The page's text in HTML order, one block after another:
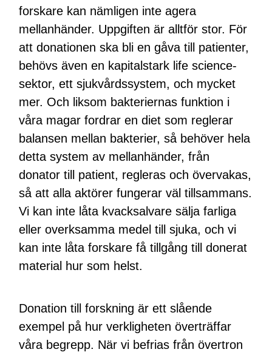
forskare kan nämligen inte agera
mellanhänder. Uppgiften är alltför stor. För
att donationen ska bli en gåva till patienter,
behövs även en kapitalstark life science-
sektor, ett sjukvårdssystem, och mycket
mer. Och liksom bakteriernas funktion i
våra magar fordrar en diet som reglerar
balansen mellan bakterier, så behöver hela
detta system av mellanhänder, från
donator till patient, regleras och övervakas,
så att alla aktörer fungerar väl tillsammans.
Vi kan inte låta kvacksalvare sälja farliga
eller overksamma medel till sjuka, och vi
kan inte låta forskare få tillgång till donerat
material hur som helst.
Donation till forskning är ett slående
exempel på hur verkligheten överträffar
våra begrepp. När vi befrias från övertron